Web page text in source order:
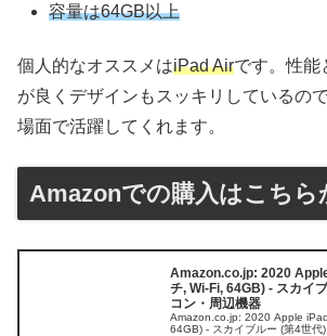
容量は64GB以上
個人的なオススメはiPad Airです。性能
が良くデザインもスッキリしているの
場面で活躍してくれます。
Amazonでの購入はこちら
Amazon.co.jp: 2020
チ, Wi-Fi, 64GB) - スカイ
コン・周辺機器
Amazon.co.jp: 2020 Apple
64GB) - スカイブルー (第4世代